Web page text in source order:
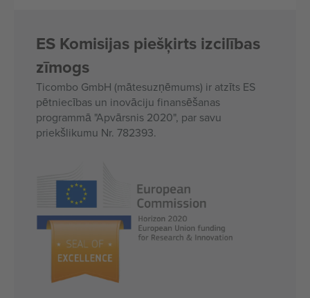
ES Komisijas piešķirts izcilības
zīmogs
Ticombo GmbH (mātesuzņēmums) ir atzīts ES
pētniecības un inovāciju finansēšanas
programmā "Apvārsnis 2020", par savu
priekšlikumu Nr. 782393.